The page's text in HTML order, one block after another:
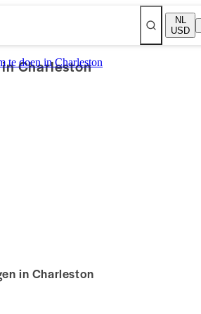
NL
USD
te doen in Charleston
Charleston
in Charleston